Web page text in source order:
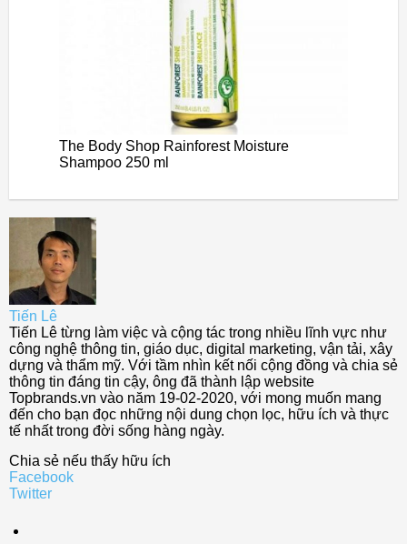
The Body Shop Rainforest Moisture
Shampoo 250 ml
Tiến Lê
Tiến Lê từng làm việc và cộng tác trong nhiều lĩnh vực như
công nghệ thông tin, giáo dục, digital marketing, vận tải, xây
dựng và thẩm mỹ. Với tầm nhìn kết nối cộng đồng và chia sẻ
thông tin đáng tin cậy, ông đã thành lập website
Topbrands.vn vào năm 19-02-2020, với mong muốn mang
đến cho bạn đọc những nội dung chọn lọc, hữu ích và thực
tế nhất trong đời sống hàng ngày.
Chia sẻ nếu thấy hữu ích
Facebook
Twitter